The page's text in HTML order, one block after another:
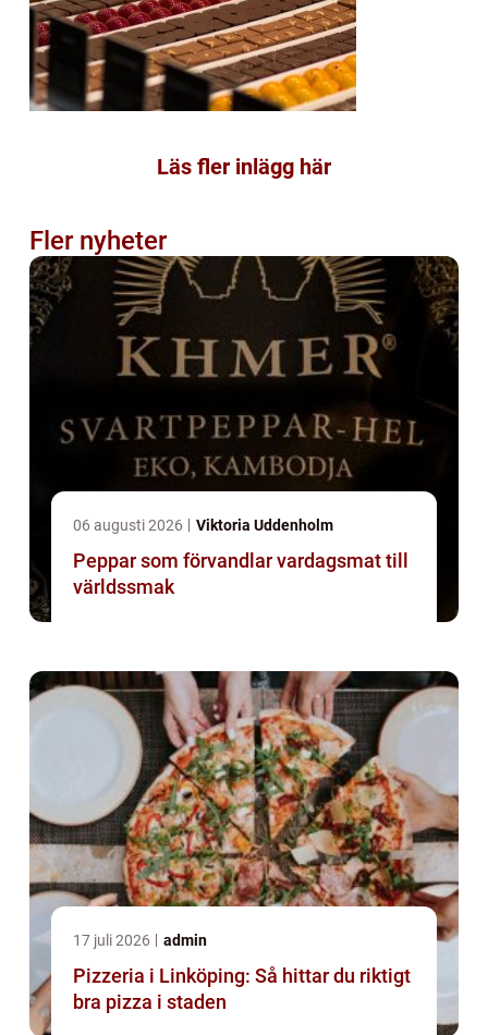
Läs fler inlägg här
Fler nyheter
06 augusti 2026 Viktoria Uddenholm
Peppar som förvandlar vardagsmat till
världssmak
17 juli 2026 admin
Pizzeria i Linköping: Så hittar du riktigt
bra pizza i staden